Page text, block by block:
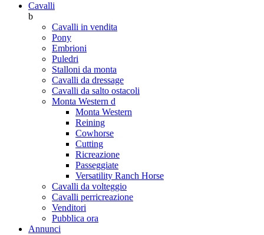
Cavalli
b
Cavalli in vendita
Pony
Embrioni
Puledri
Stalloni da monta
Cavalli da dressage
Cavalli da salto ostacoli
Monta Western d
Monta Western
Reining
Cowhorse
Cutting
Ricreazione
Passeggiate
Versatility Ranch Horse
Cavalli da volteggio
Cavalli perricreazione
Venditori
Pubblica ora
Annunci